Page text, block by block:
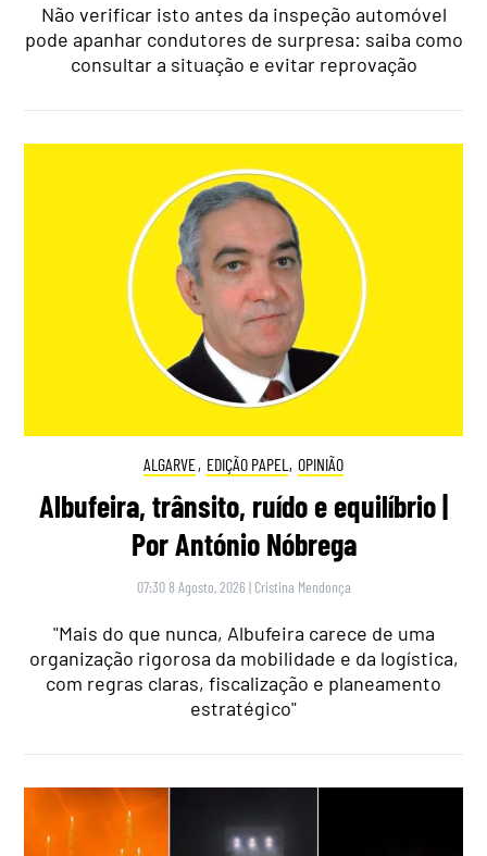
Não verificar isto antes da inspeção automóvel
pode apanhar condutores de surpresa: saiba como
consultar a situação e evitar reprovação
ALGARVE, EDIÇÃO PAPEL , OPINIÃO
Albufeira, trânsito, ruído e equilíbrio |
Por António Nóbrega
07:30 8 Agosto, 2026 | Cristina Mendonça
"Mais do que nunca, Albufeira carece de uma
organização rigorosa da mobilidade e da logística,
com regras claras, fiscalização e planeamento
estratégico"